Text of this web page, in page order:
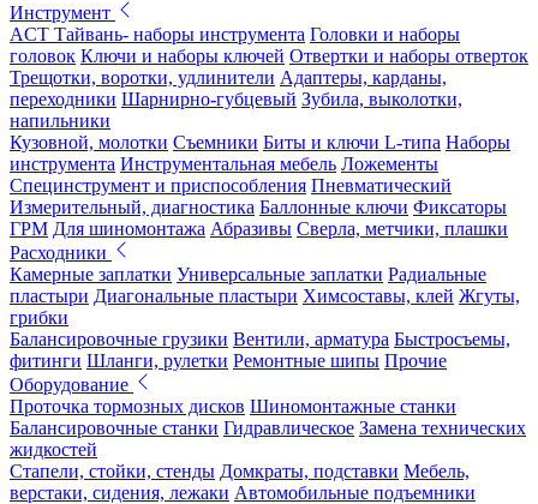
Инструмент
ACT Тайвань- наборы инструмента Головки и наборы
головок Ключи и наборы ключей Отвертки и наборы отверток
Трещотки, воротки, удлинители Адаптеры, карданы,
переходники Шарнирно-губцевый Зубила, выколотки,
напильники
Кузовной, молотки Съемники Биты и ключи L-типа Наборы
инструмента Инструментальная мебель Ложементы
Специнструмент и приспособления Пневматический
Измерительный, диагностика Баллонные ключи Фиксаторы
ГРМ Для шиномонтажа Абразивы Сверла, метчики, плашки
Расходники
Камерные заплатки Универсальные заплатки Радиальные
пластыри Диагональные пластыри Химсоставы, клей Жгуты,
грибки
Балансировочные грузики Вентили, арматура Быстросъемы,
фитинги Шланги, рулетки Ремонтные шипы Прочие
Оборудование
Проточка тормозных дисков Шиномонтажные станки
Балансировочные станки Гидравлическое Замена технических
жидкостей
Стапели, стойки, стенды Домкраты, подставки Мебель,
верстаки, сидения, лежаки Автомобильные подъемники